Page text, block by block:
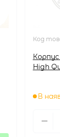
Код
High
В